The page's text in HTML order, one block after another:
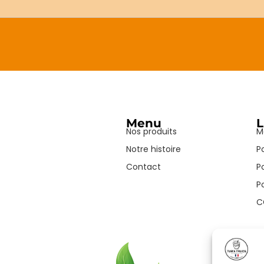
Menu
Nos produits
Notre histoire
Contact